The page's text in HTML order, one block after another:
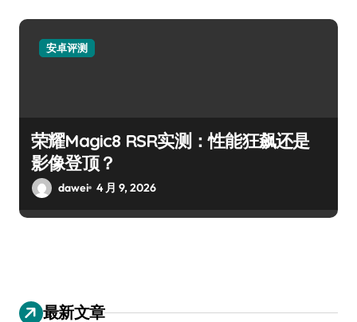
安卓评测
荣耀Magic8 RSR实测：性能狂飙还是
影像登顶？
dawei 4 月 9, 2026
最新文章